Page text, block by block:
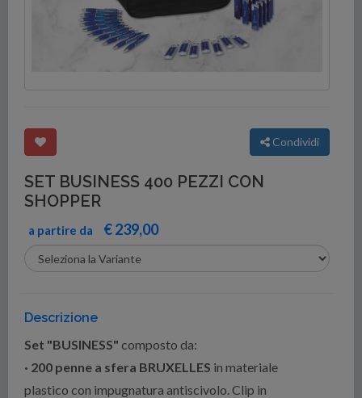
Condividi
SET BUSINESS 400 PEZZI CON
SHOPPER
a partire da € 239,00
Descrizione
Set "BUSINESS" composto da:
· 200 penne a sfera BRUXELLES in materiale
plastico con impugnatura antiscivolo. Clip in